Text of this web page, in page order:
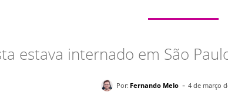
estava internado em São
Por: Fernando Melo - 4 de março